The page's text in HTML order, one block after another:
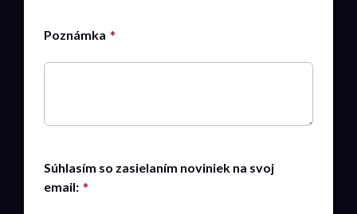
Poznámka
Súhlasím so zasielaním noviniek na svoj
email: